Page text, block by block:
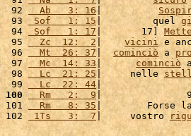
92
  Ab   3: 16
|
93
Sof   1: 15 |         quel
94
Sof   1: 17 |       17]
95
  Zc  12:  2
| vicini e
96
  Mt  26: 37
| cominciò a
97
  Mc  14: 33
| cominciò
98
  Lc  21: 25
|     nelle
99
  Lc  22: 44
|
100
  Rm   2:  9
|
101
  Rm   8: 35
|        Forse
102
1Ts   3:  7 |     vostro